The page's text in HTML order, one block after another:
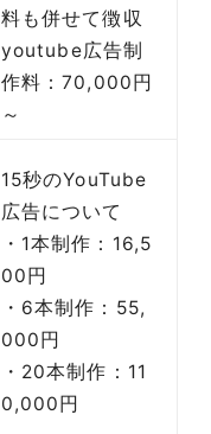
料も併せて徴収
youtube広告制
作料：70,000円
～
15秒のYouTube
広告について
・1本制作：16,5
00円
・6本制作：55,
000円
・20本制作：11
0,000円